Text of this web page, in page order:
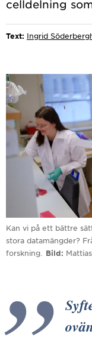
Text: Ingrid
Kan vi på ett bättre
stora datamängder?
forskning.
Bild